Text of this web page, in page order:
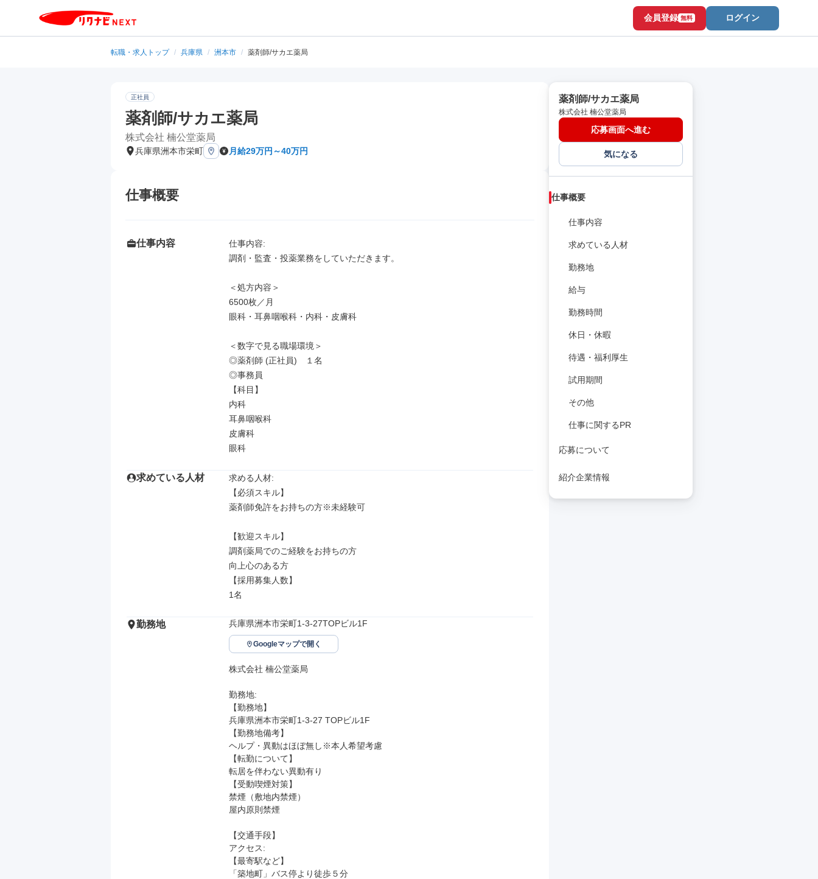
会員登録 無料 ログイン
転職・求人トップ / 兵庫県 / 洲本市 / 薬剤師/サカエ薬局
正社員
薬剤師/サカエ薬局
株式会社 楠公堂薬局
兵庫県洲本市栄町 月給29万円～40万円
仕事概要
仕事内容
仕事内容:
調剤・監査・投薬業務をしていただきます。
＜処方内容＞
6500枚／月
眼科・耳鼻咽喉科・内科・皮膚科
＜数字で見る職場環境＞
◎薬剤師 (正社員)　１名
◎事務員
【科目】
内科
耳鼻咽喉科
皮膚科
眼科
求めている人材
求める人材:
【必須スキル】
薬剤師免許をお持ちの方※未経験可
【歓迎スキル】
調剤薬局でのご経験をお持ちの方
向上心のある方
【採用募集人数】
1名
勤務地 兵庫県洲本市栄町1-3-27TOPビル1F
Googleマップで開く
株式会社 楠公堂薬局
勤務地:
【勤務地】
兵庫県洲本市栄町1-3-27 TOPビル1F
【勤務地備考】
ヘルプ・異動はほぼ無し※本人希望考慮
【転勤について】
転居を伴わない異動有り
【受動喫煙対策】
禁煙（敷地内禁煙）
屋内原則禁煙
【交通手段】
アクセス:
【最寄駅など】
「築地町」バス停より徒歩５分
薬剤師/サカエ薬局
株式会社 楠公堂薬局
応募画面へ進む
気になる
仕事概要
仕事内容
求めている人材
勤務地
給与
勤務時間
休日・休暇
待遇・福利厚生
試用期間
その他
仕事に関するPR
応募について
紹介企業情報